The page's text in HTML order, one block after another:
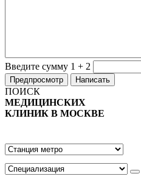
Введите сумму 1 + 2
ПОИСК
МЕДИЦИНСКИХ
КЛИНИК В МОСКВЕ